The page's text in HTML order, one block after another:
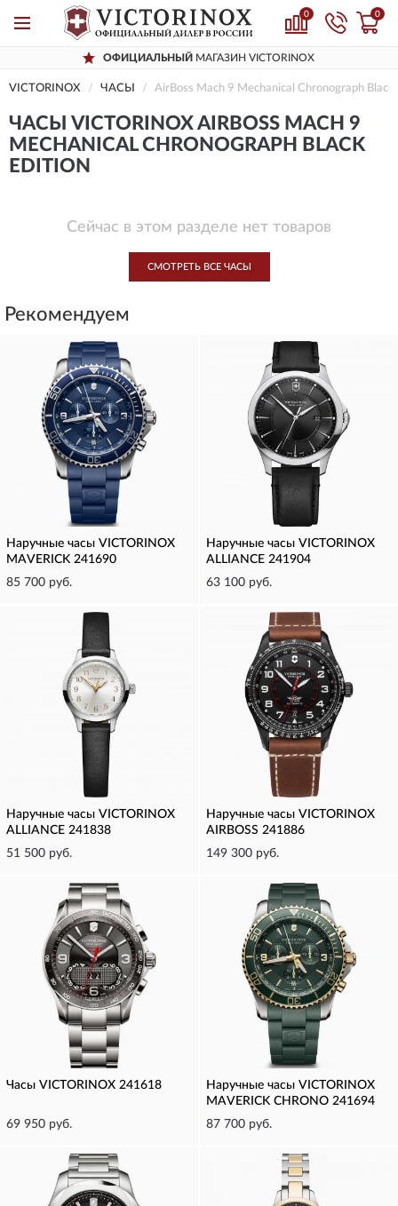
0 0
ОФИЦИАЛЬНЫЙ МАГАЗИН VICTORINOX
VICTORINOX ЧАСЫ AirBoss Mach 9 Mechanical Chronograph Black
ЧАСЫ VICTORINOX AIRBOSS MACH 9
MECHANICAL CHRONOGRAPH BLACK
EDITION
Сейчас в этом разделе нет товаров
СМОТРЕТЬ ВСЕ ЧАСЫ
Рекомендуем
Наручные часы VICTORINOX
MAVERICK 241690
85 700 руб.
Наручные часы VICTORINOX
ALLIANCE 241904
63 100 руб.
Наручные часы VICTORINOX
ALLIANCE 241838
51 500 руб.
Наручные часы VICTORINOX
AIRBOSS 241886
149 300 руб.
Часы VICTORINOX 241618
69 950 руб.
Наручные часы VICTORINOX
MAVERICK CHRONO 241694
87 700 руб.